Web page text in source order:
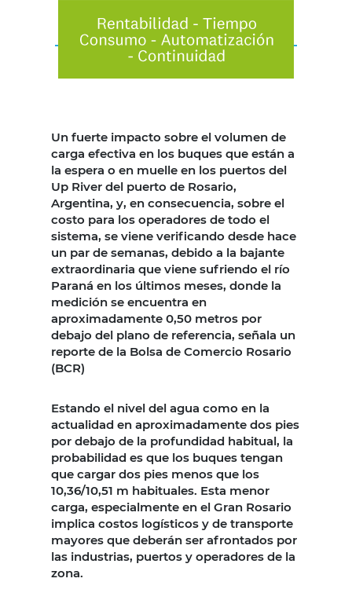
Un fuerte impacto sobre el volumen de
carga efectiva en los buques que están a
la espera o en muelle en los puertos del
Up River del puerto de Rosario,
Argentina, y, en consecuencia, sobre el
costo para los operadores de todo el
sistema, se viene verificando desde hace
un par de semanas, debido a la bajante
extraordinaria que viene sufriendo el río
Paraná en los últimos meses, donde la
medición se encuentra en
aproximadamente 0,50 metros por
debajo del plano de referencia, señala un
reporte de la Bolsa de Comercio Rosario
(BCR)
Estando el nivel del agua como en la
actualidad en aproximadamente dos pies
por debajo de la profundidad habitual, la
probabilidad es que los buques tengan
que cargar dos pies menos que los
10,36/10,51 m habituales. Esta menor
carga, especialmente en el Gran Rosario
implica costos logísticos y de transporte
mayores que deberán ser afrontados por
las industrias, puertos y operadores de la
zona.